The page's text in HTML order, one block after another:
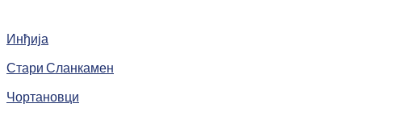
Инђија
Стари Сланкамен
Чортановци